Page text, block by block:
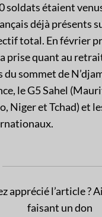
soldats étaient
déjà présents
total. En février
prise quant au
sommet de
le G5 Sahel
Niger et Tchad) et
apprécié l’article ?
faisant un don